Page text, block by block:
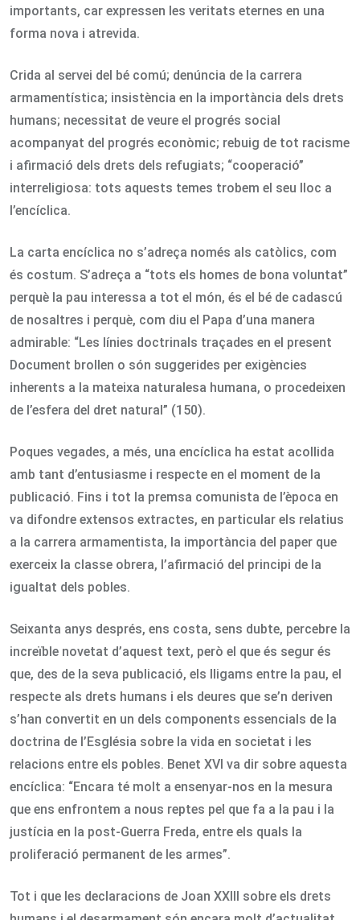
importants, car expressen les veritats eternes en una
forma nova i atrevida.
Crida al servei del bé comú; denúncia de la carrera
armamentística; insistència en la importància dels drets
humans; necessitat de veure el progrés social
acompanyat del progrés econòmic; rebuig de tot racisme
i afirmació dels drets dels refugiats; “cooperació”
interreligiosa: tots aquests temes trobem el seu lloc a
l’encíclica.
La carta encíclica no s’adreça només als catòlics, com
és costum. S’adreça a “tots els homes de bona voluntat”
perquè la pau interessa a tot el món, és el bé de cadascú
de nosaltres i perquè, com diu el Papa d’una manera
admirable: “Les línies doctrinals traçades en el present
Document brollen o són suggerides per exigències
inherents a la mateixa naturalesa humana, o procedeixen
de l’esfera del dret natural” (150).
Poques vegades, a més, una encíclica ha estat acollida
amb tant d’entusiasme i respecte en el moment de la
publicació. Fins i tot la premsa comunista de l’època en
va difondre extensos extractes, en particular els relatius
a la carrera armamentista, la importància del paper que
exerceix la classe obrera, l’afirmació del principi de la
igualtat dels pobles.
Seixanta anys després, ens costa, sens dubte, percebre la
increïble novetat d’aquest text, però el que és segur és
que, des de la seva publicació, els lligams entre la pau, el
respecte als drets humans i els deures que se’n deriven
s’han convertit en un dels components essencials de la
doctrina de l’Església sobre la vida en societat i les
relacions entre els pobles. Benet XVI va dir sobre aquesta
encíclica: “Encara té molt a ensenyar-nos en la mesura
que ens enfrontem a nous reptes pel que fa a la pau i la
justícia en la post-Guerra Freda, entre els quals la
proliferació permanent de les armes”.
Tot i que les declaracions de Joan XXIII sobre els drets